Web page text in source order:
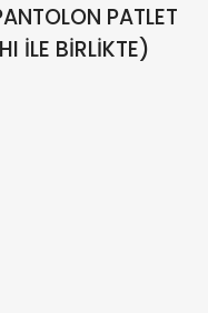
PATLET
İLE BİRLİKTE)